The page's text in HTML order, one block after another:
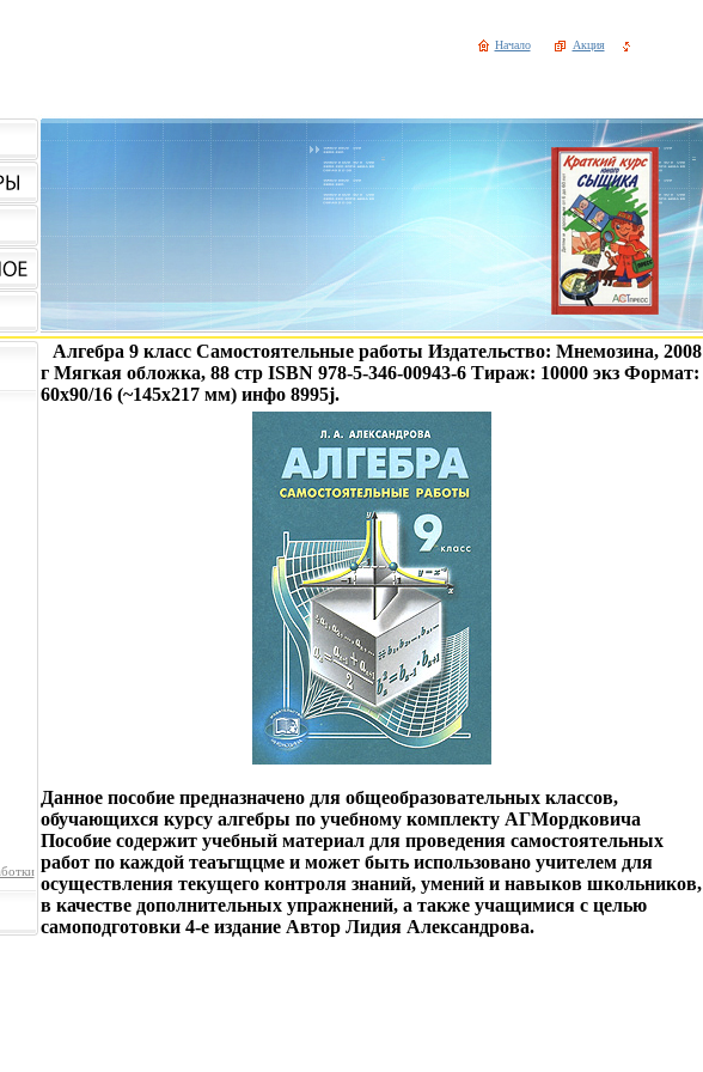
Начало Акция
Алгебра 9 класс Самостоятельные работы Издательство: Мнемозина, 2008
г Мягкая обложка, 88 стр ISBN 978-5-346-00943-6 Тираж: 10000 экз Формат:
60x90/16 (~145х217 мм) инфо 8995j.
Данное пособие предназначено для общеобразовательных классов,
обучающихся курсу алгебры по учебному комплекту АГМордковича
Пособие содержит учебный материал для проведения самостоятельных
работ по каждой теаъгщцме и может быть использовано учителем для
осуществления текущего контроля знаний, умений и навыков школьников,
в качестве дополнительных упражнений, а также учащимися с целью
самоподготовки 4-е издание Автор Лидия Александрова.